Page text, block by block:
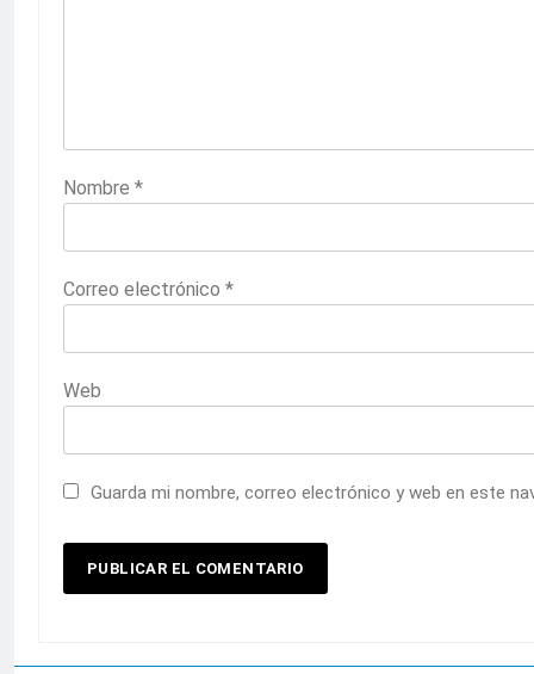
Nombre *
Correo electrónico *
Web
Guarda mi nombre, correo electrónico y web en este